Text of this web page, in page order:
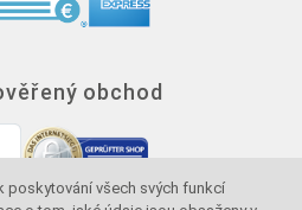
poskytování všech svých funkcí
obchod